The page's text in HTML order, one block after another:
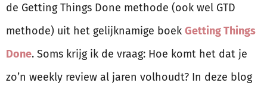
de Getting Things Done methode (ook wel GTD
methode) uit het gelijknamige boek Getting Things
Done. Soms krijg ik de vraag: Hoe komt het dat je
zo’n weekly review al jaren volhoudt? In deze blog